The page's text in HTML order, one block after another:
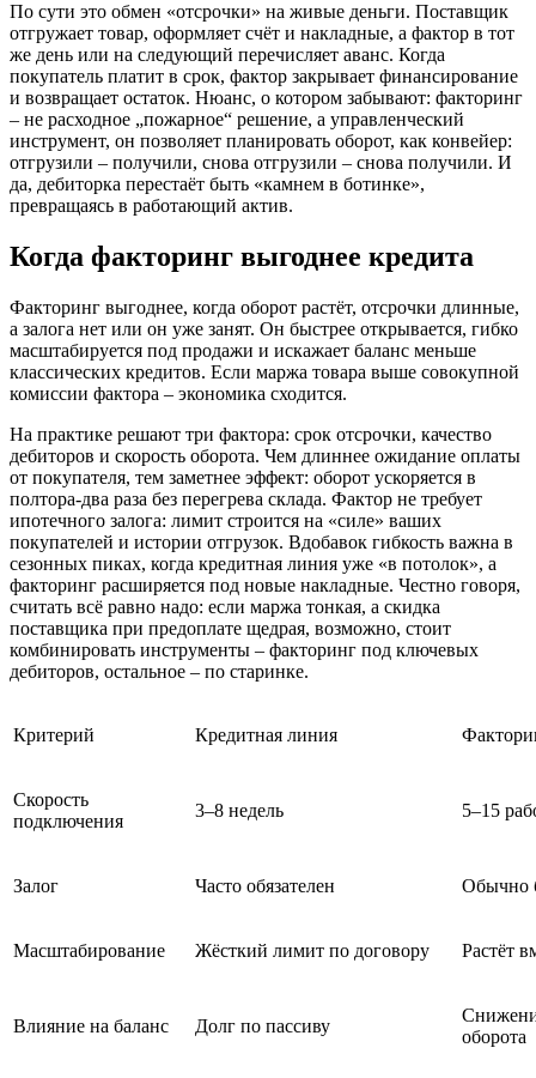
По сути это обмен «отсрочки» на живые деньги. Поставщик
отгружает товар, оформляет счёт и накладные, а фактор в тот
же день или на следующий перечисляет аванс. Когда
покупатель платит в срок, фактор закрывает финансирование
и возвращает остаток. Нюанс, о котором забывают: факторинг
– не расходное „пожарное“ решение, а управленческий
инструмент, он позволяет планировать оборот, как конвейер:
отгрузили – получили, снова отгрузили – снова получили. И
да, дебиторка перестаёт быть «камнем в ботинке»,
превращаясь в работающий актив.
Когда факторинг выгоднее кредита
Факторинг выгоднее, когда оборот растёт, отсрочки длинные,
а залога нет или он уже занят. Он быстрее открывается, гибко
масштабируется под продажи и искажает баланс меньше
классических кредитов. Если маржа товара выше совокупной
комиссии фактора – экономика сходится.
На практике решают три фактора: срок отсрочки, качество
дебиторов и скорость оборота. Чем длиннее ожидание оплаты
от покупателя, тем заметнее эффект: оборот ускоряется в
полтора‑два раза без перегрева склада. Фактор не требует
ипотечного залога: лимит строится на «силе» ваших
покупателей и истории отгрузок. Вдобавок гибкость важна в
сезонных пиках, когда кредитная линия уже «в потолок», а
факторинг расширяется под новые накладные. Честно говоря,
считать всё равно надо: если маржа тонкая, а скидка
поставщика при предоплате щедрая, возможно, стоит
комбинировать инструменты – факторинг под ключевых
дебиторов, остальное – по старинке.
Критерий Кредитная линия
Скорость
подключения
3–8 недель 5–15
Залог Часто обязателен Обычно
Масштабирование Жёсткий лимит по договору Растёт
Влияние на баланс Долг по пассиву
оборота